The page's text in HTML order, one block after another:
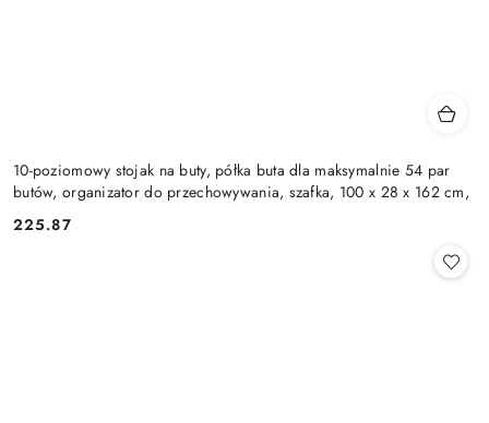
10-poziomowy stojak na buty, półka buta dla maksymalnie 54 par
butów, organizator do przechowywania, szafka, 100 x 28 x 162 cm,
Cena:
225.87